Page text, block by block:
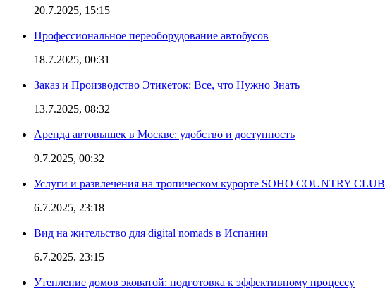
20.7.2025, 15:15
Профессиональное переоборудование автобусов
18.7.2025, 00:31
Заказ и Производство Этикеток: Все, что Нужно Знать
13.7.2025, 08:32
Аренда автовышек в Москве: удобство и доступность
9.7.2025, 00:32
Услуги и развлечения на тропическом курорте SOHO COUNTRY CLUB
6.7.2025, 23:18
Вид на жительство для digital nomads в Испании
6.7.2025, 23:15
Утепление домов эковатой: подготовка к эффективному процессу